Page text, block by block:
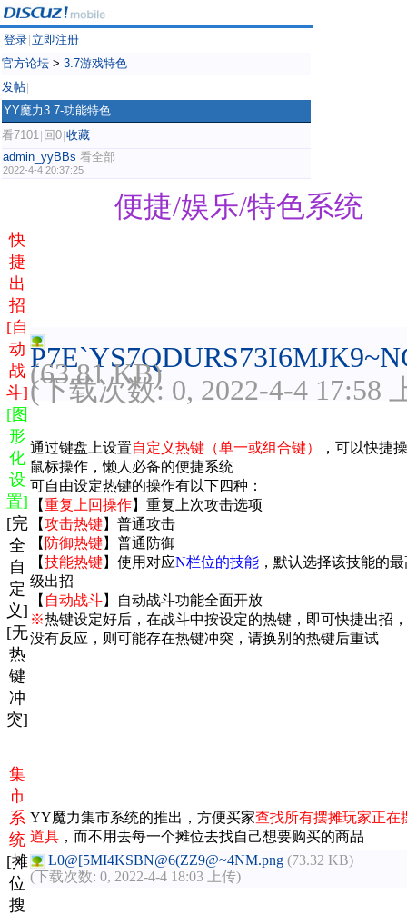
登录 立即注册
官方论坛 > 3.7游戏特色
发帖
YY魔力3.7-功能特色
看7101 回0 收藏
admin_yyBBs 看全部
2022-4-4 20:37:25
便捷/娱乐/特色系统
快
捷
出
招
[自
动
战
斗]
[图
形
化
设
置]
[完
全
自
定
义]
[无
热
键
冲
突]
(63.81 KB)
(下载次数: 0, 2022-4-4 17:58
通过键盘上设置自定义热键（单一或组合键）
，可以快捷
鼠标操作，懒人必备的便捷系统
可自由设定热键的操作有以下四种：
【重复上回操作】重复上次攻击选项
【攻击热键】普通攻击
【 防御热键】普通防御
【技能热键】使用对应N栏位的技能 ，默认选择该技能的
级出招
【 自动战斗】
自动战斗功能全面开放
※热键设定好后，在战斗中按设定的热键，即可快捷出招
没有反应，则可能存在热键冲突，请换别的热键后重试
集
市
系
统
[摊
位
搜
YY魔力集市系统的推出，方便买家查找所有摆摊玩家正在
道具 ，而不用去每一个摊位去找自己想要购买的商品
L0@[5MI4KSBN@6(ZZ9@~4NM.png (73.32 KB)
(下载次数: 0, 2022-4-4 18:03 上传)